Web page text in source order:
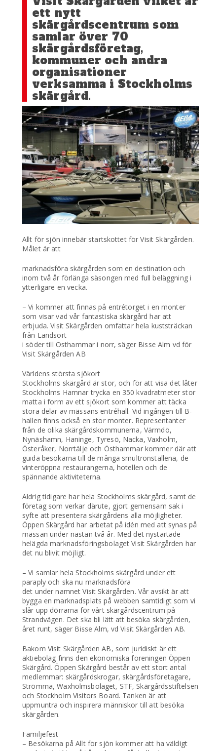
ett nytt
skärgårdscentrum som
samlar över 70
skärgårdsföretag,
kommuner och andra
organisationer
verksamma i Stockholms
skärgård.
Allt för sjön innebär startskottet för Visit Skärgården.
Målet är att
marknadsföra skärgården som en destination och
inom två år förlänga säsongen med full beläggning i
ytterligare en vecka.
– Vi kommer att finnas på entrétorget i en monter
som visar vad vår fantastiska skärgård har att
erbjuda. Visit Skärgården omfattar hela kuststräckan
från Landsort
i söder till Östhammar i norr, säger Bisse Alm vd för
Visit Skärgården AB
Världens största sjökort
Stockholms skärgård är stor, och för att visa det låter
Stockholms Hamnar trycka en 350 kvadratmeter stor
matta i form av ett sjökort som kommer att täcka
stora delar av mässans entréhall. Vid ingången till B-
hallen finns också en stor monter. Representanter
från de olika skärgårdskommunerna, Värmdö,
Nynäshamn, Haninge, Tyresö, Nacka, Vaxholm,
Österåker, Norrtälje och Östhammar kommer där att
guida besökarna till de många smultronställena, de
vinteröppna restaurangerna, hotellen och de
spännande aktiviteterna.
Aldrig tidigare har hela Stockholms skärgård, samt de
företag som verkar därute, gjort gemensam sak i
syfte att presentera skärgårdens alla möjligheter.
Öppen Skärgård har arbetat på idén med att synas på
mässan under nästan två år. Med det nystartade
helägda marknadsföringsbolaget Visit Skärgården har
det nu blivit möjligt.
– Vi samlar hela Stockholms skärgård under ett
paraply och ska nu marknadsföra
det under namnet Visit Skärgården. Vår avsikt är att
bygga en marknadsplats på webben samtidigt som vi
slår upp dörrarna för vårt skärgårdscentrum på
Strandvägen. Det ska bli lätt att besöka skärgården,
året runt, säger Bisse Alm, vd Visit Skärgården AB.
Bakom Visit Skärgården AB, som juridiskt är ett
aktiebolag finns den ekonomiska föreningen Öppen
Skärgård. Öppen Skärgård består av ett stort antal
medlemmar: skärgårdskrogar, skärgårdsföretagare,
Strömma, Waxholmsbolaget, STF, Skärgårdsstiftelsen
och Stockholm Visitors Board. Tanken är att
uppmuntra och inspirera människor till att besöka
skärgården.
Familjefest
– Besökarna på Allt för sjön kommer att ha väldigt